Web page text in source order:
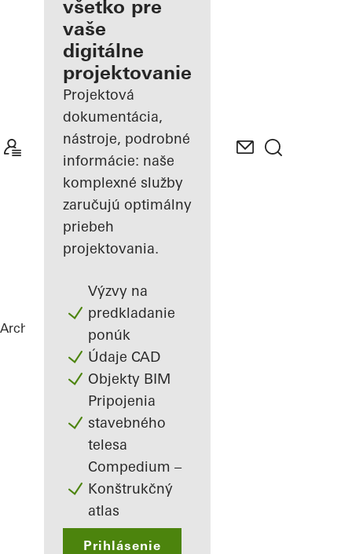
architekta
Spoznajte
"Moje
Pracovisko"
všetko pre
vaše
digitálne
projektovanie
Projektová
dokumentácia,
nástroje, podrobné
informácie: naše
komplexné služby
zaručujú optimálny
priebeh
projektovania.
Výzvy na
predkladanie
ponúk
Údaje CAD
Objekty BIM
Pripojenia
stavebného
telesa
Compedium –
Konštrukčný
atlas
Prihlásenie
Architekti ReferencieHighlights